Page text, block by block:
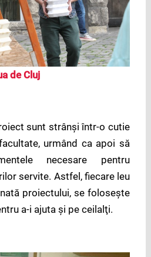
de Cluj
sunt strânşi într-o cutie
urmând ca apoi să
necesare pentru
servite. Astfel, fiecare leu
proiectului, se foloseşte
a-i ajuta şi pe ceilalţi.